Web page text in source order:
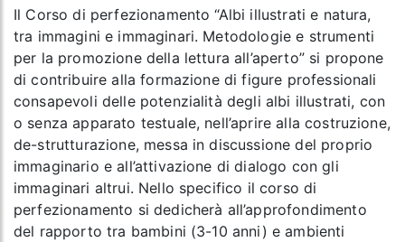
Il Corso di perfezionamento “Albi illustrati e natura,
tra immagini e immaginari. Metodologie e strumenti
per la promozione della lettura all’aperto” si propone
di contribuire alla formazione di figure professionali
consapevoli delle potenzialità degli albi illustrati, con
o senza apparato testuale, nell’aprire alla costruzione,
de-strutturazione, messa in discussione del proprio
immaginario e all’attivazione di dialogo con gli
immaginari altrui. Nello specifico il corso di
perfezionamento si dedicherà all’approfondimento
del rapporto tra bambini (3-10 anni) e ambienti